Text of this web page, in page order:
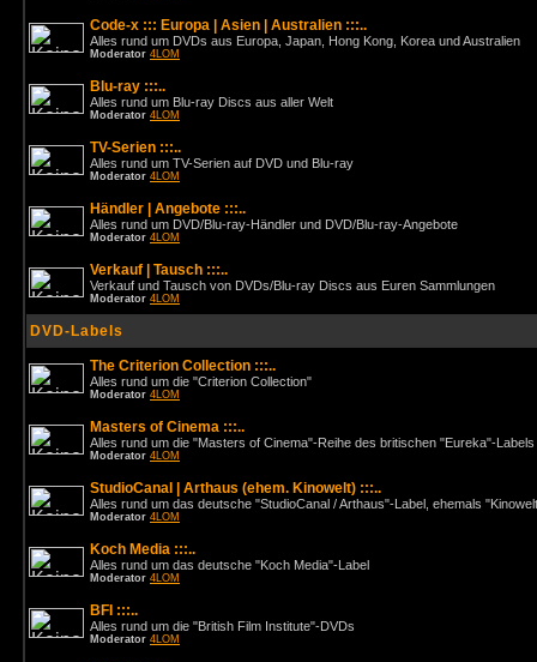
Code-x ::: Europa | Asien | Australien :::..
Alles rund um DVDs aus Europa, Japan, Hong Kong, Korea und Australien
Moderator 4LOM
Blu-ray :::..
Alles rund um Blu-ray Discs aus aller Welt
Moderator 4LOM
TV-Serien :::..
Alles rund um TV-Serien auf DVD und Blu-ray
Moderator 4LOM
Händler | Angebote :::..
Alles rund um DVD/Blu-ray-Händler und DVD/Blu-ray-Angebote
Moderator 4LOM
Verkauf | Tausch :::..
Verkauf und Tausch von DVDs/Blu-ray Discs aus Euren Sammlungen
Moderator 4LOM
DVD-Labels
The Criterion Collection :::..
Alles rund um die "Criterion Collection"
Moderator 4LOM
Masters of Cinema :::..
Alles rund um die "Masters of Cinema"-Reihe des britischen "Eureka"-Labels
Moderator 4LOM
StudioCanal | Arthaus (ehem. Kinowelt) :::..
Alles rund um das deutsche "StudioCanal / Arthaus"-Label, ehemals
Moderator 4LOM
Koch Media :::..
Alles rund um das deutsche "Koch Media"-Label
Moderator 4LOM
BFI :::..
Alles rund um die "British Film Institute"-DVDs
Moderator 4LOM